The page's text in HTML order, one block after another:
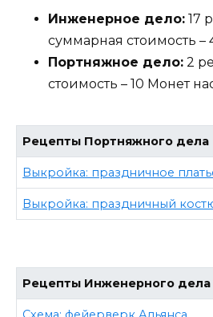
Инженерное дело: 17
суммарная стоимость –
Портняжное дело: 2
стоимость – 10 Монет
Рецепты Портняжного дела
Выкройка: праздничное
Выкройка: праздничный
Рецепты Инженерного дела